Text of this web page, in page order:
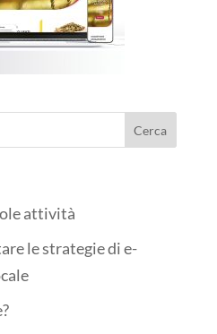
attività
le strategie di e-